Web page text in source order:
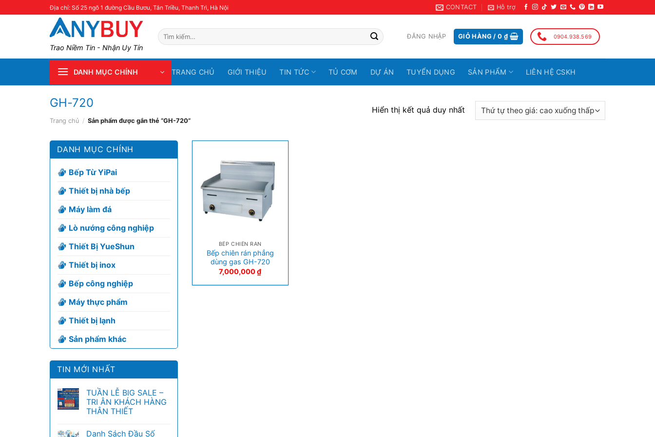
Địa chỉ: Số 25 ngõ 1 đường Cầu Bươu, Tân Triều, Thanh Trì, Hà Nội CONTACT Hỗ trợ
Trao Niềm Tin - Nhận Uy Tín
Tìm
kiếm:
ĐĂNG NHẬP GIỎ HÀNG /0 ₫ 0904.938.569
DANH MỤC CHÍNH TRANG CHỦ GIỚI THIỆU TIN TỨC TỦ CƠM DỰ ÁN TUYỂN DỤNG SẢN PHẨM LIÊN HỆ CSKH
GH-720
Trang chủ / Sản phẩm được gắn thẻ “GH-720”
Hiển thị kết quả duy nhất
DANH MỤC CHÍNH
Bếp Từ YiPai
Thiết bị nhà bếp
Máy làm đá
Lò nướng công nghiệp
Thiết Bị YueShun
Thiết bị inox
Bếp công nghiệp
Máy thực phẩm
Thiết bị lạnh
Sản phẩm khác
TIN MỚI NHẤT
TUẦN LỄ BIG SALE –
TRI ÂN KHÁCH HÀNG
THÂN THIẾT
Danh Sách Đầu Số
BẾP CHIÊN RÁN
Bếp chiên rán phẳng
dùng gas GH-720
7,000,000₫